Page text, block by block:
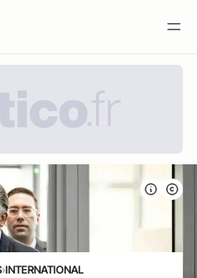
›INTERNATIONAL